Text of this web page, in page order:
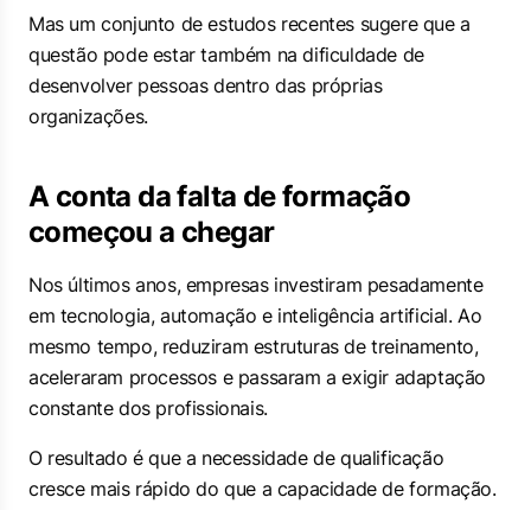
Mas um conjunto de estudos recentes sugere que a
questão pode estar também na dificuldade de
desenvolver pessoas dentro das próprias
organizações.
A conta da falta de formação
começou a chegar
Nos últimos anos, empresas investiram pesadamente
em tecnologia, automação e inteligência artificial. Ao
mesmo tempo, reduziram estruturas de treinamento,
aceleraram processos e passaram a exigir adaptação
constante dos profissionais.
O resultado é que a necessidade de qualificação
cresce mais rápido do que a capacidade de formação.